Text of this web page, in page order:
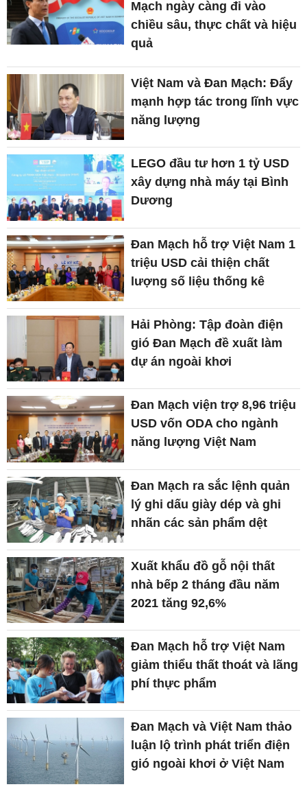
Mạch ngày càng đi vào
chiều sâu, thực chất và hiệu
quả
Việt Nam và Đan Mạch: Đẩy
mạnh hợp tác trong lĩnh vực
năng lượng
LEGO đầu tư hơn 1 tỷ USD
xây dựng nhà máy tại Bình
Dương
Đan Mạch hỗ trợ Việt Nam 1
triệu USD cải thiện chất
lượng số liệu thống kê
Hải Phòng: Tập đoàn điện
gió Đan Mạch đề xuất làm
dự án ngoài khơi
Đan Mạch viện trợ 8,96 triệu
USD vốn ODA cho ngành
năng lượng Việt Nam
Đan Mạch ra sắc lệnh quản
lý ghi dấu giày dép và ghi
nhãn các sản phẩm dệt
Xuất khẩu đồ gỗ nội thất
nhà bếp 2 tháng đầu năm
2021 tăng 92,6%
Đan Mạch hỗ trợ Việt Nam
giảm thiểu thất thoát và lãng
phí thực phẩm
Đan Mạch và Việt Nam thảo
luận lộ trình phát triển điện
gió ngoài khơi ở Việt Nam